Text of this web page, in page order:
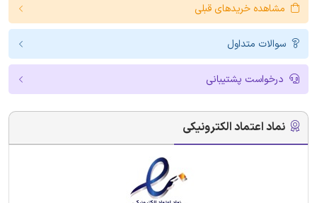
مشاهده خریدهای قبلی
سوالات متداول
درخواست پشتیبانی
نماد اعتماد الکترونیکی